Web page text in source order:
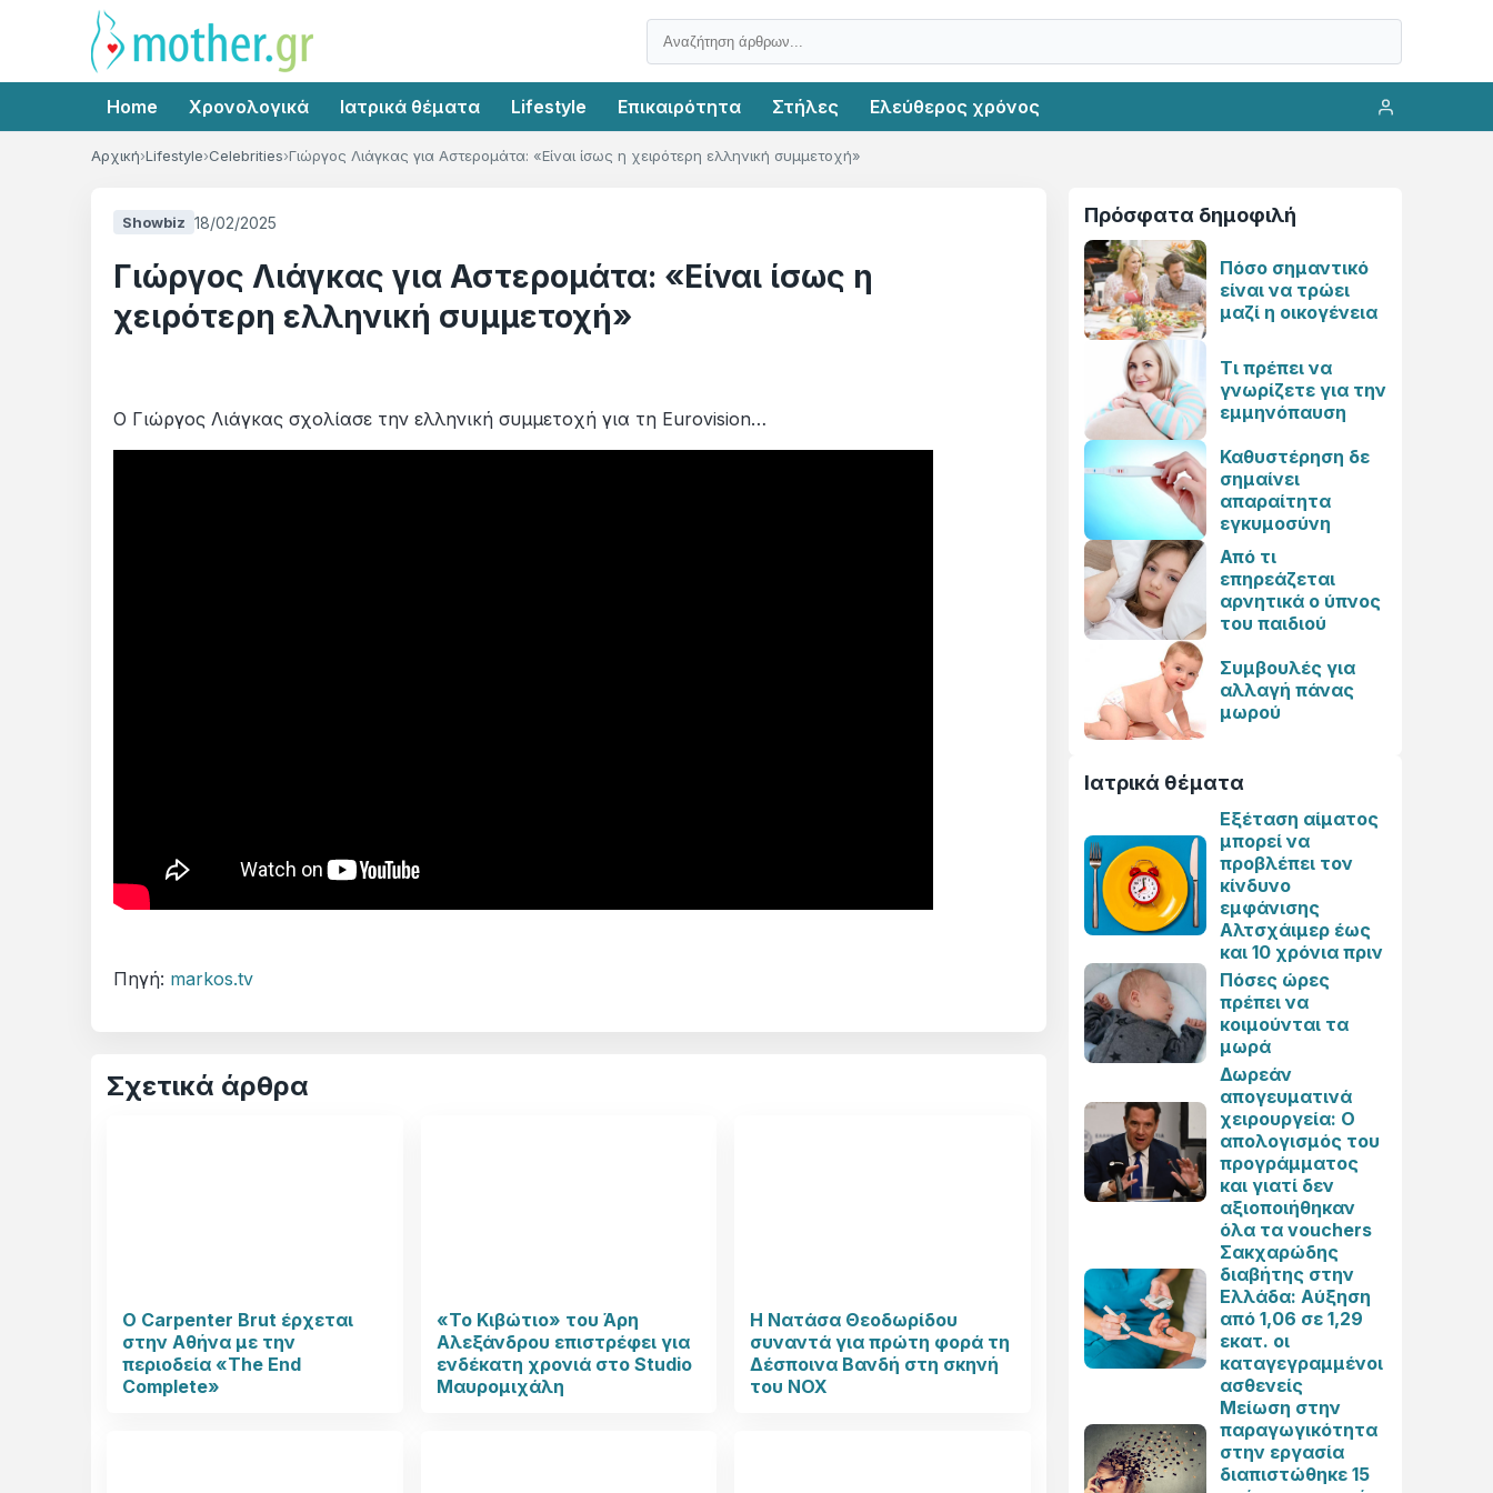
Home Χρονολογικά Ιατρικά θέματα Lifestyle Επικαιρότητα Στήλες Ελεύθερος χρόνος
Αρχική Lifestyle Celebrities Γιώργος Λιάγκας για Αστερομάτα: «Είναι ίσως η χειρότερη ελληνική συμμετοχή»
Showbiz 18/02/2025
Γιώργος Λιάγκας για Αστερομάτα: «Είναι ίσως η
χειρότερη ελληνική συμμετοχή»
Ο Γιώργος Λιάγκας σχολίασε την ελληνική συμμετοχή για τη Eurovision…
Πηγή: markos.tv
Σχετικά άρθρα
Ο Carpenter Brut έρχεται
στην Αθήνα με την
περιοδεία «The End
Complete»
«Το Κιβώτιο» του Άρη
Αλεξάνδρου επιστρέφει για
ενδέκατη χρονιά στο Studio
Μαυρομιχάλη
Η Νατάσα Θεοδωρίδου
συναντά για πρώτη φορά τη
Δέσποινα Βανδή στη σκηνή
του NOX
Πρόσφατα δημοφιλή
Πόσο σημαντικό
είναι να τρώει
μαζί η οικογένεια
Τι πρέπει να
γνωρίζετε για την
εμμηνόπαυση
Καθυστέρηση δε
σημαίνει
απαραίτητα
εγκυμοσύνη
Από τι
επηρεάζεται
αρνητικά ο ύπνος
του παιδιού
Συμβουλές για
αλλαγή πάνας
μωρού
Ιατρικά θέματα
Εξέταση αίματος
μπορεί να
προβλέπει τον
κίνδυνο
εμφάνισης
Αλτσχάιμερ έως
και 10 χρόνια πριν
Πόσες ώρες
πρέπει να
κοιμούνται τα
μωρά
Δωρεάν
απογευματινά
χειρουργεία: Ο
απολογισμός του
προγράμματος
και γιατί δεν
αξιοποιήθηκαν
όλα τα vouchers
Σακχαρώδης
διαβήτης στην
Ελλάδα: Αύξηση
από 1,06 σε 1,29
εκατ. οι
καταγεγραμμένοι
ασθενείς
Μείωση στην
παραγωγικότητα
στην εργασία
διαπιστώθηκε 15